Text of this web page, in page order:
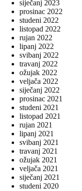
siječanj 2023
prosinac 2022
studeni 2022
listopad 2022
rujan 2022
lipanj 2022
svibanj 2022
travanj 2022
ožujak 2022
veljača 2022
siječanj 2022
prosinac 2021
studeni 2021
listopad 2021
rujan 2021
lipanj 2021
svibanj 2021
travanj 2021
ožujak 2021
veljača 2021
siječanj 2021
studeni 2020